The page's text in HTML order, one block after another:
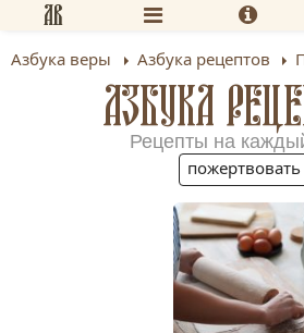
Азбука веры Азбука рецептов
АЗБУКА
Рецепты на
пожертвовать